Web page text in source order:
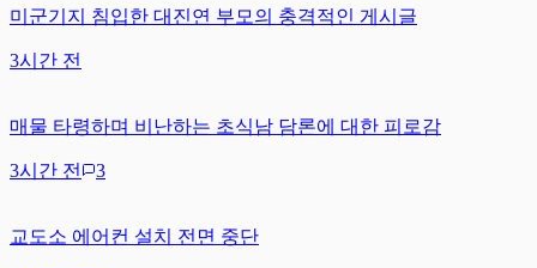
미군기지 침입한 대진연 부모의 충격적인 게시글
3시간 전
매물 타령하며 비난하는 초식남 담론에 대한 피로감
3시간 전 3
교도소 에어컨 설치 전면 중단